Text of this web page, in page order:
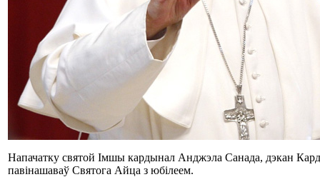
Напачатку святой Імшы кардынал Анджэла Санада, дэкан
павінашаваў Святога Айца з юбілеем.